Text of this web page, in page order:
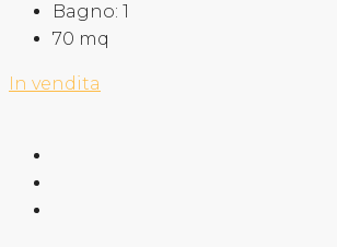
Bagno: 1
70 mq
In vendita